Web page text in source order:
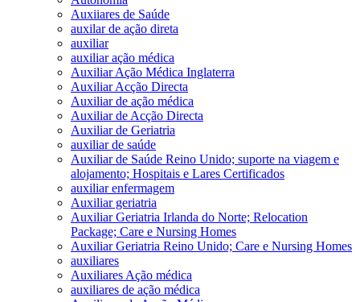
Auxiiares de Saúde
auxilar de ação direta
auxiliar
auxiliar ação médica
Auxiliar Ação Médica Inglaterra
Auxiliar Acção Directa
Auxiliar de ação médica
Auxiliar de Acção Directa
Auxiliar de Geriatria
auxiliar de saúde
Auxiliar de Saúde Reino Unido; suporte na viagem e
alojamento; Hospitais e Lares Certificados
auxiliar enfermagem
Auxiliar geriatria
Auxiliar Geriatria Irlanda do Norte; Relocation
Package; Care e Nursing Homes
Auxiliar Geriatria Reino Unido; Care e Nursing Homes
auxiliares
Auxiliares Ação médica
auxiliares de ação médica